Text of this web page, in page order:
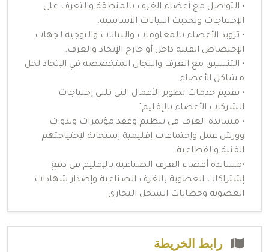
• التواصل مع أعضاء الغرف بالمنطقة والتعرف علي
الإحتياجات وتحديث البيانات الأساسية.
• تزويد الأعضاء بالمعلومات والبيانات والتوجيه لجهات
الإختصاص الفنية داخل أو خارج الإتحاد والغرف.
• التنسيق مع الغرف واللجان المتخصصة في الإتحاد لحل
مشاكل الأعضاء.
• تقديم خدمات تطوير الأعمال التي تلبي إحتياجات
الشركات الأعضاء بالإقليم"
• مساندة الغرف في تنظيم وعقد مؤتمرات وندوات
وورش عمل وإجتماعات إقليمية إستجابة لإحتياجتهم
الفنية والقطاعية.
•مساندة أعضاء الغرف الصناعية بالإقليم في دفع
إشتراكات العضوية بالغرف الصناعية وإصدار شهادات
العضوية وخطابات السجل التجاري.
رابط الخريطة